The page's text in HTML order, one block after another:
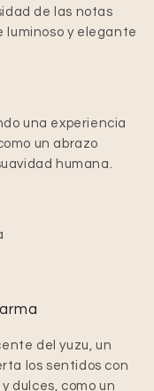
de las notas
luminoso y elegante
una experiencia
un abrazo
humana.
del yuzu, un
los sentidos con
dulces, como un